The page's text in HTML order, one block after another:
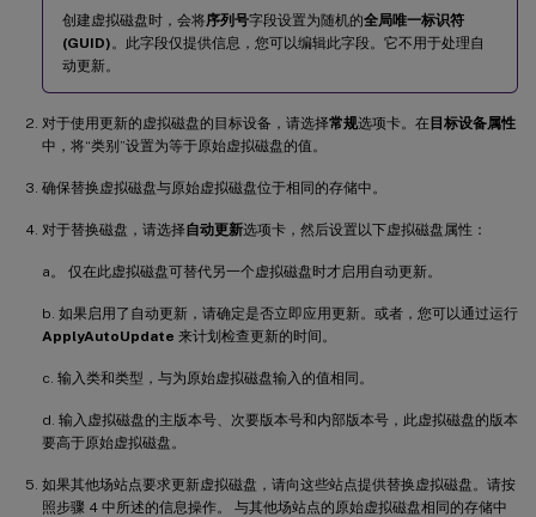
创建虚拟磁盘时，会将序列号字段设置为随机的全局唯一标识符
(GUID) 。此字段仅提供信息，您可以编辑此字段。它不用于处理自
动更新。
对于使用更新的虚拟磁盘的目标设备，请选择常规选项卡。在目标设备属性
中，将“类别”设置为等于原始虚拟磁盘的值。
确保替换虚拟磁盘与原始虚拟磁盘位于相同的存储中。
对于替换磁盘，请选择自动更新选项卡，然后设置以下虚拟磁盘属性：
a。 仅在此虚拟磁盘可替代另一个虚拟磁盘时才启用自动更新。
b. 如果启用了自动更新，请确定是否立即应用更新。或者，您可以通过运行
ApplyAutoUpdate 来计划检查更新的时间。
c. 输入类和类型，与为原始虚拟磁盘输入的值相同。
d. 输入虚拟磁盘的主版本号、次要版本号和内部版本号，此虚拟磁盘的版本
要高于原始虚拟磁盘。
如果其他场站点要求更新虚拟磁盘，请向这些站点提供替换虚拟磁盘。请按
照步骤 4 中所述的信息操作。 与其他场站点的原始虚拟磁盘相同的存储中